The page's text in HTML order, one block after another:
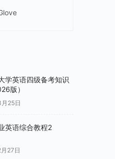
学英语四级备考知识
版）
25日
英语综合教程2
27日